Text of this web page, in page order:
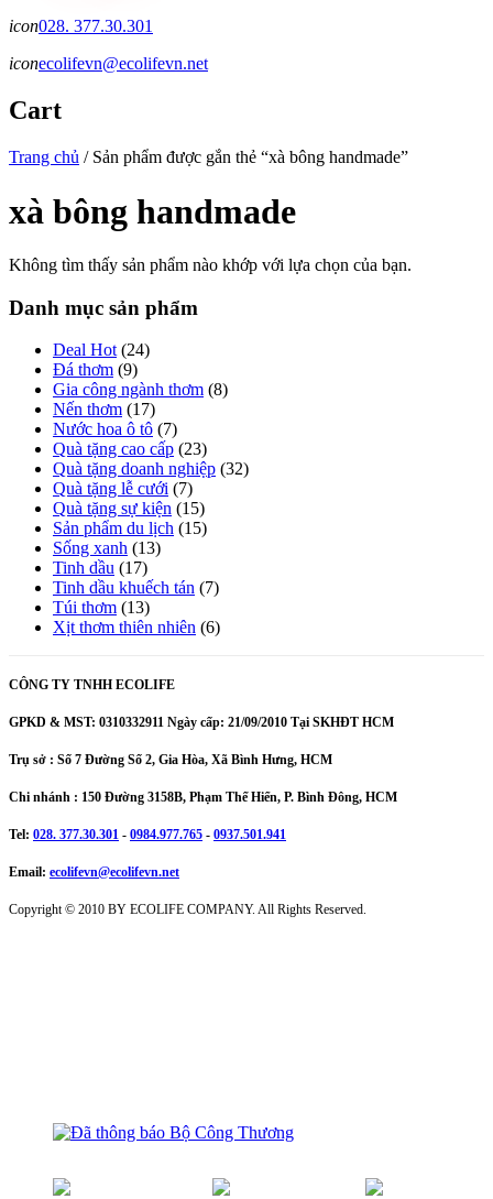
icon028. 377.30.301
iconecolifevn@ecolifevn.net
Cart
Trang chủ /Sản phẩm được gắn thẻ “xà bông handmade”
xà bông handmade
Không tìm thấy sản phẩm nào khớp với lựa chọn của bạn.
Danh mục sản phẩm
Deal Hot (24)
Đá thơm (9)
Gia công ngành thơm (8)
Nến thơm (17)
Nước hoa ô tô (7)
Quà tặng cao cấp (23)
Quà tặng doanh nghiệp (32)
Quà tặng lễ cưới (7)
Quà tặng sự kiện (15)
Sản phẩm du lịch (15)
Sống xanh (13)
Tinh dầu (17)
Tinh dầu khuếch tán (7)
Túi thơm (13)
Xịt thơm thiên nhiên (6)
CÔNG TY TNHH ECOLIFE
GPKD & MST: 0310332911 Ngày cấp: 21/09/2010 Tại SKHĐT HCM
Trụ sở : Số 7 Đường Số 2, Gia Hòa, Xã Bình Hưng, HCM
Chi nhánh : 150 Đường 3158B, Phạm Thế Hiển, P. Bình Đông, HCM
Tel: 028. 377.30.301 - 0984.977.765 - 0937.501.941
Email: ecolifevn@ecolifevn.net
Copyright © 2010 BY ECOLIFE COMPANY. All Rights Reserved.